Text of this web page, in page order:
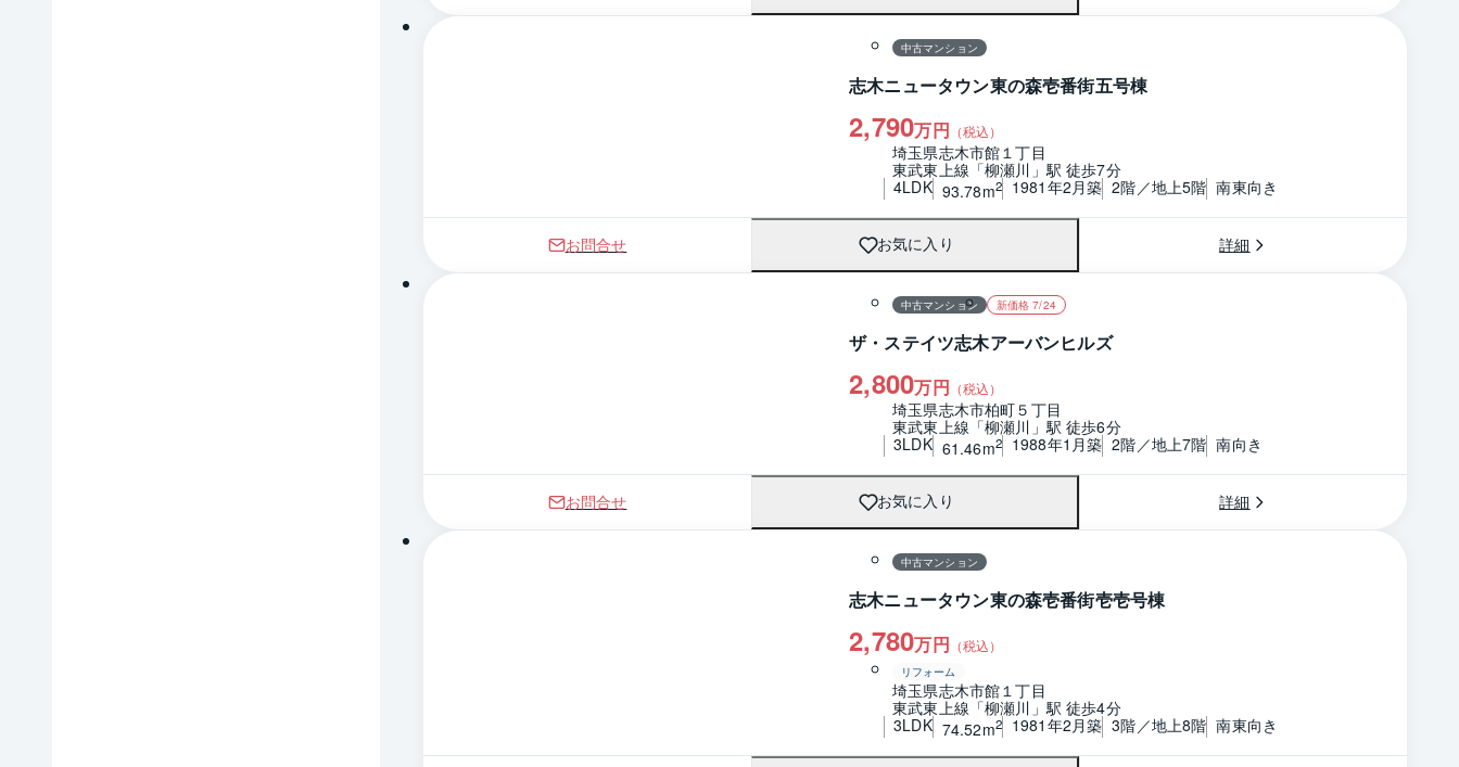
中古マンション
志木ニュータウン東の森壱番街五号棟
2,790万円 （税込）
埼玉県志木市館１丁目
東武東上線「柳瀬川」駅 徒歩7分
4LDK 93.78m2 1981年2月築 2階／地上5階 南東向き
お問合せ お気に入り 詳細
中古マンション 新価格 7/24
ザ・ステイツ志木アーバンヒルズ
2,800万円 （税込）
埼玉県志木市柏町５丁目
東武東上線「柳瀬川」駅 徒歩6分
3LDK 61.46m2 1988年1月築 2階／地上7階 南向き
お問合せ お気に入り 詳細
中古マンション
志木ニュータウン東の森壱番街壱壱号棟
2,780万円 （税込）
リフォーム
埼玉県志木市館１丁目
東武東上線「柳瀬川」駅 徒歩4分
3LDK 74.52m2 1981年2月築 3階／地上8階 南東向き